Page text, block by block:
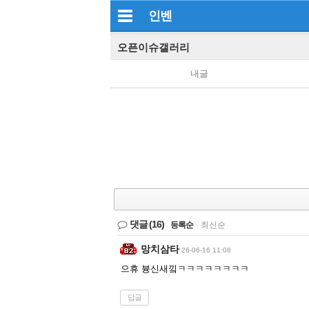
인벤
오픈이슈갤러리
내글
댓글(16) 등록순 최신순
망치삼타 26-06-16 11:08
으휴 븅신새낔ㅋㅋㅋㅋㅋㅋㅋㅋ
답글